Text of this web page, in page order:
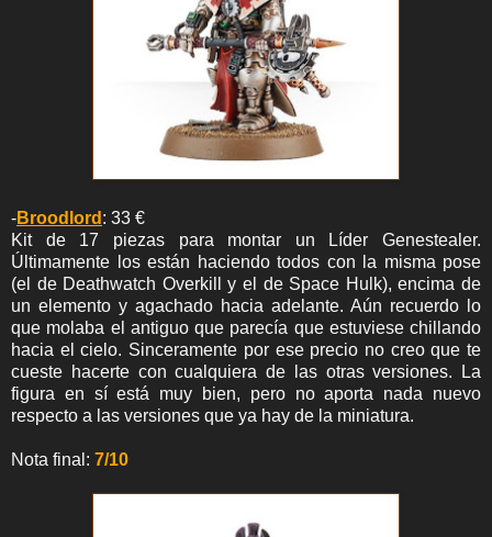
-Broodlord : 33 €
Kit de 17 piezas para montar un Líder Genestealer.
Últimamente los están haciendo todos con la misma pose
(el de Deathwatch Overkill y el de Space Hulk), encima de
un elemento y agachado hacia adelante. Aún recuerdo lo
que molaba el antiguo que parecía que estuviese chillando
hacia el cielo. Sinceramente por ese precio no creo que te
cueste hacerte con cualquiera de las otras versiones. La
figura en sí está muy bien, pero no aporta nada nuevo
respecto a las versiones que ya hay de la miniatura.
Nota final: 7/10